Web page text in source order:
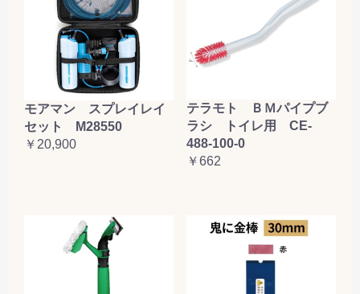
モアマン スプレイレイ
セット M28550
￥20,900
テラモト ＢＭパイプブ
ラシ トイレ用 CE-
488-100-0
￥662